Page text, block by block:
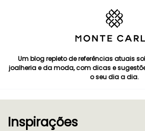
Um blog repleto de referências atuais
joalheria e da moda, com dicas e
o seu dia a dia.
Inspirações